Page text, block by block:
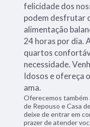
felicidade dos
podem desfrutar
alimentação
24 horas por dia.
quartos
necessidade.
Idosos e ofereça
ama.
Oferecemos também
de Repouso e Casa
deixe de entrar em
prazer de atender